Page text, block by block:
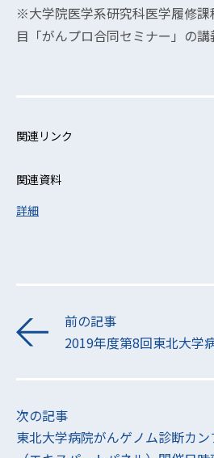
※大学院医学系研究科医学履修
目「がんプロ合同セミナー」の
関連リンク
関連資料
詳細
前の記事
2019年度第8回東北大学
次の記事
東北大学病院がんゲノム診断カ